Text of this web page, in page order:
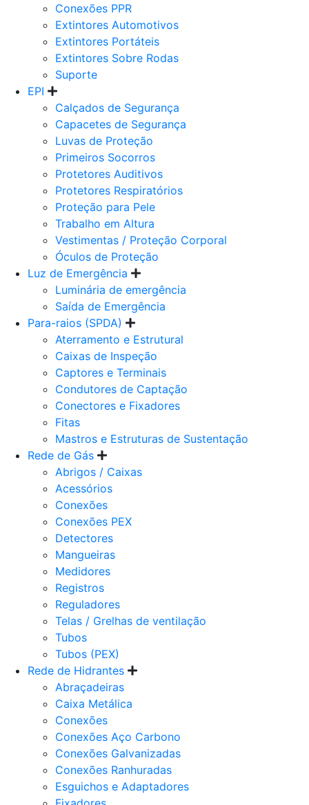
Conexões PPR
Extintores Automotivos
Extintores Portáteis
Extintores Sobre Rodas
Suporte
EPI
Calçados de Segurança
Capacetes de Segurança
Luvas de Proteção
Primeiros Socorros
Protetores Auditivos
Protetores Respiratórios
Proteção para Pele
Trabalho em Altura
Vestimentas / Proteção Corporal
Óculos de Proteção
Luz de Emergência
Luminária de emergência
Saída de Emergência
Para-raios (SPDA)
Aterramento e Estrutural
Caixas de Inspeção
Captores e Terminais
Condutores de Captação
Conectores e Fixadores
Fitas
Mastros e Estruturas de Sustentação
Rede de Gás
Abrigos / Caixas
Acessórios
Conexões
Conexões PEX
Detectores
Mangueiras
Medidores
Registros
Reguladores
Telas / Grelhas de ventilação
Tubos
Tubos (PEX)
Rede de Hidrantes
Abraçadeiras
Caixa Metálica
Conexões
Conexões Aço Carbono
Conexões Galvanizadas
Conexões Ranhuradas
Esguichos e Adaptadores